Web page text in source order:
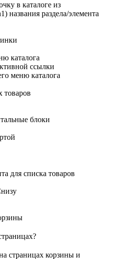
в каталоге из
названия раздела/элемента
каталога
ссылки
меню каталога
товаров
блоки
для списка товаров
?
страницах корзины и